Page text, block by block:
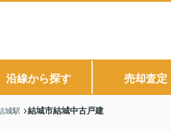
沿線から探す 売却査定
城駅 結城市結城中古戸建